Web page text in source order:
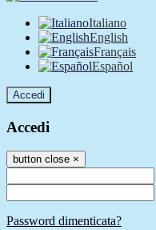
Italiano
English
Français
Español
Accedi
Accedi
button close ×
Password dimenticata?